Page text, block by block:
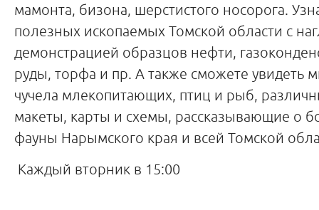
мамонта, бизона, шерстистого носорога.
полезных ископаемых Томской области с
демонстрацией образцов нефти,
руды, торфа и пр. А также сможете увидеть
чучела млекопитающих, птиц и рыб,
макеты, карты и схемы, рассказывающие о
фауны Нарымского края и всей Томской
Каждый вторник в 15:00